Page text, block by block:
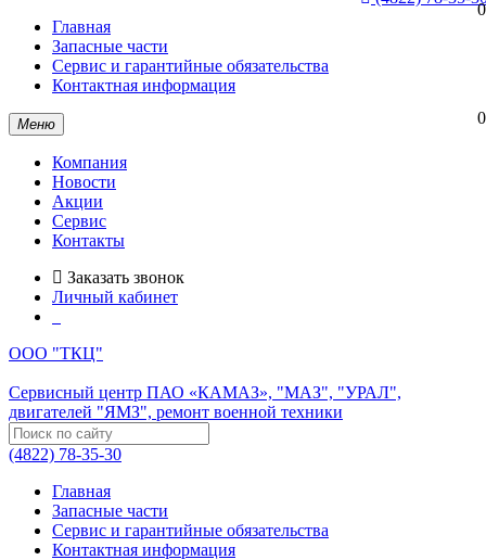
Главная
Запасные части
Сервис и гарантийные обязательства
Контактная информация
0
Меню
Компания
Новости
Акции
Сервис
Контакты
Заказать звонок
Личный кабинет
ООО "ТКЦ"
Сервисный центр ПАО «КАМАЗ», "МАЗ", "УРАЛ",
двигателей "ЯМЗ", ремонт военной техники
(4822) 78-35-30
0
Главная
Запасные части
Сервис и гарантийные обязательства
Контактная информация